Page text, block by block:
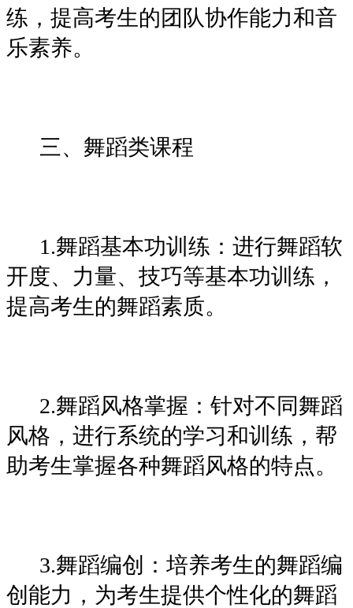
练，提高考生的团队协作能力和音
乐素养。
三、舞蹈类课程
1.舞蹈基本功训练：进行舞蹈软
开度、力量、技巧等基本功训练，
提高考生的舞蹈素质。
2.舞蹈风格掌握：针对不同舞蹈
风格，进行系统的学习和训练，帮
助考生掌握各种舞蹈风格的特点。
3.舞蹈编创：培养考生的舞蹈编
创能力，为考生提供个性化的舞蹈